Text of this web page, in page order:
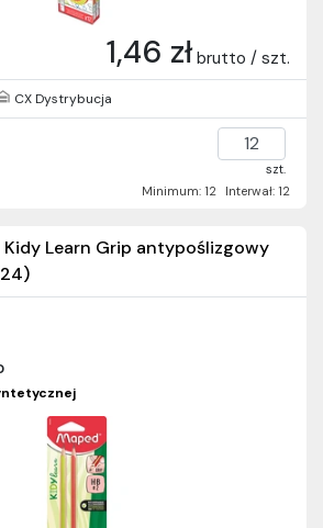
1,46 zł brutto / szt.
CX Dystrybucja
szt.
Minimum: 12
Interwał: 12
Kidy Learn Grip antypoślizgowy